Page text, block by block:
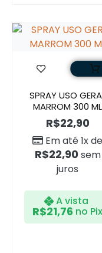
SPRAY USO
MARROM 300 ML
R$22,90
Em até 1x de
R$22,90 sem
juros
A vista
R$21,76 no Pix